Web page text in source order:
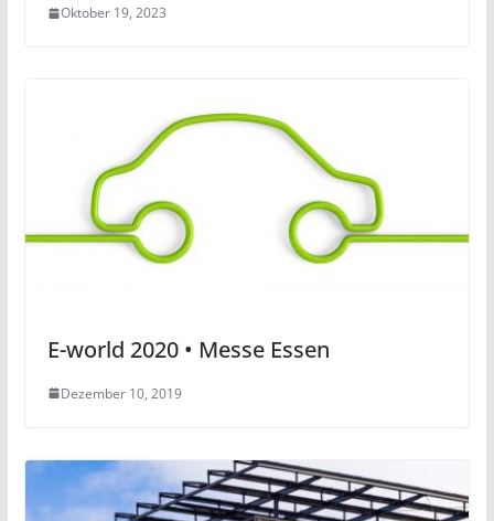
Oktober 19, 2023
E-world 2020 • Messe Essen
Dezember 10, 2019